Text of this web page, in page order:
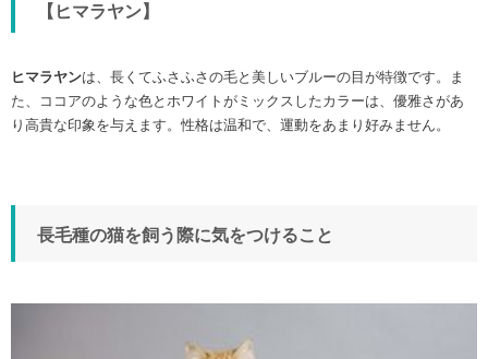
【ヒマラヤン】
ヒマラヤンは、長くてふさふさの毛と美しいブルーの目が特徴です。ま
た、ココアのような色とホワイトがミックスしたカラーは、優雅さがあ
り高貴な印象を与えます。性格は温和で、運動をあまり好みません。
長毛種の猫を飼う際に気をつけること